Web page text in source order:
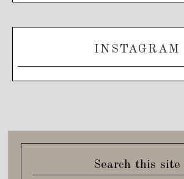
INSTAGRAM
Search this site